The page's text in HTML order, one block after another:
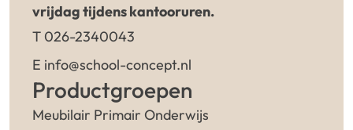
vrijdag tijdens kantooruren.
T 026-2340043
E info@school-concept.nl
Productgroepen
Meubilair Primair Onderwijs